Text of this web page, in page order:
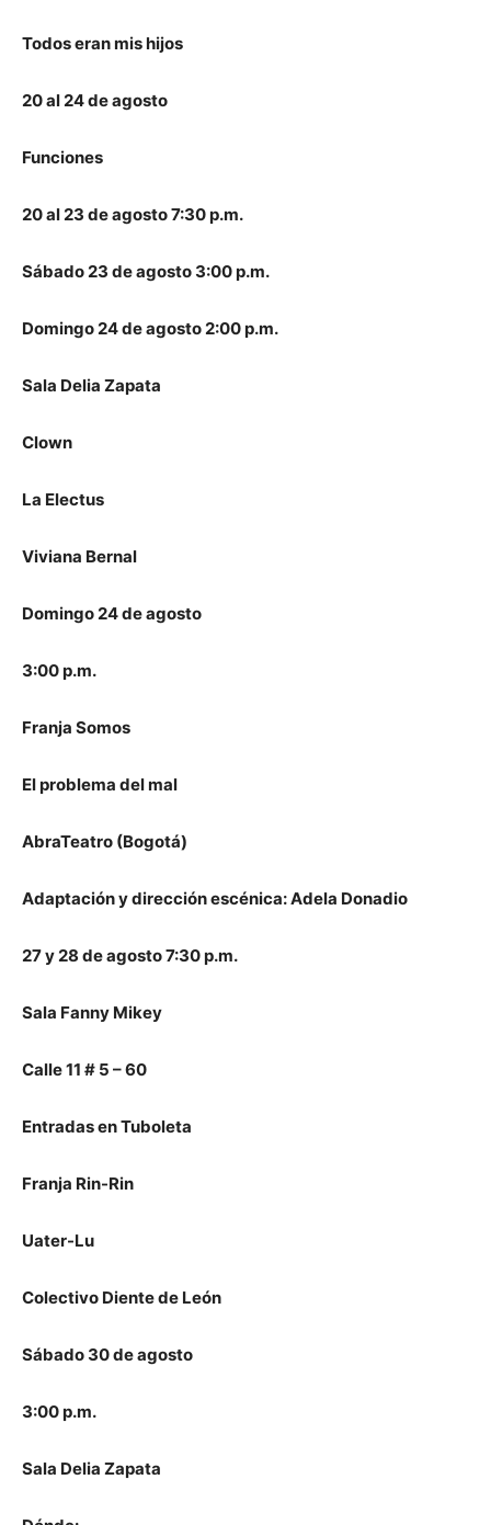
Todos eran mis hijos
20 al 24 de agosto
Funciones
20 al 23 de agosto 7:30 p.m.
Sábado 23 de agosto 3:00 p.m.
Domingo 24 de agosto 2:00 p.m.
Sala Delia Zapata
Clown
La Electus
Viviana Bernal
Domingo 24 de agosto
3:00 p.m.
Franja Somos
El problema del mal
AbraTeatro (Bogotá)
Adaptación y dirección escénica: Adela Donadio
27 y 28 de agosto 7:30 p.m.
Sala Fanny Mikey
Calle 11 # 5 – 60
Entradas en Tuboleta
Franja Rin-Rin
Uater-Lu
Colectivo Diente de León
Sábado 30 de agosto
3:00 p.m.
Sala Delia Zapata